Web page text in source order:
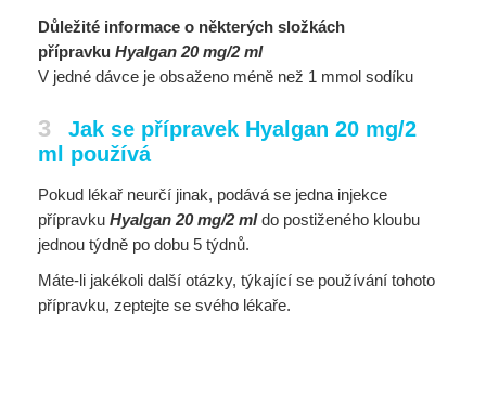
Důležité informace o některých složkách
přípravku Hyalgan 20 mg/2 ml
V jedné dávce je obsaženo méně než 1 mmol sodíku
3
Jak se přípravek Hyalgan 20 mg/2
ml používá
Pokud lékař neurčí jinak, podává se jedna injekce
přípravku Hyalgan 20 mg/2 mldo postiženého kloubu
jednou týdně po dobu 5 týdnů.
Máte-li jakékoli další otázky, týkající se používání tohoto
přípravku, zeptejte se svého lékaře.